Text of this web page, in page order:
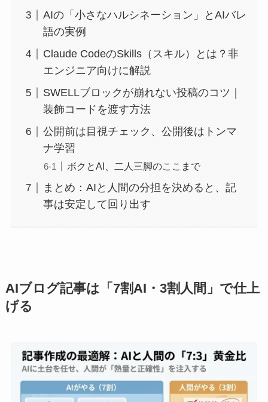
AIの「小さなハルシネーション」とAIバレ
語の実例
Claude CodeのSkills（スキル）とは？非
エンジニア向けに解説
SWELLブロックが崩れない投稿のコツ｜
装飾コードを渡す方法
公開前は目視チェック、公開後はトンマ
ナ学習
ボクとAI、二人三脚のここまで
まとめ：AIと人間の分担を決めると、記
事は安定して回り出す
AIブログ記事は「7割AI・3割人間」で仕上
げる